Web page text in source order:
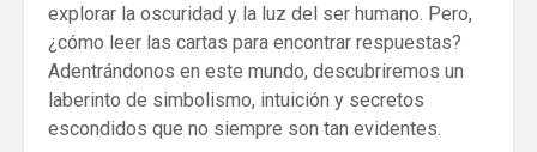
explorar la oscuridad y la luz del ser humano. Pero,
¿cómo leer las cartas para encontrar respuestas?
Adentrándonos en este mundo, descubriremos un
laberinto de simbolismo, intuición y secretos
escondidos que no siempre son tan evidentes.